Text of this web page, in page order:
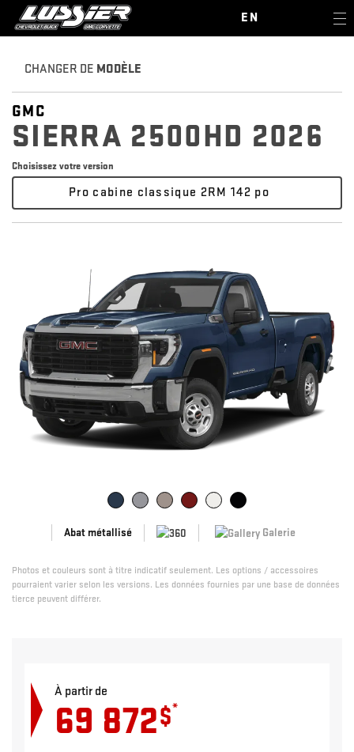
EN
CHANGER DE MODÈLE
GMC
SIERRA 2500HD 2026
Choisissez votre version
Pro cabine classique 2RM 142 po
Abat métallisé Galerie
Photos et couleurs sont à titre indicatif seulement. Les options / accessoires
pourraient varier selon les versions. Les données fournies par une base de données
tierce peuvent différer.
À partir de
69 872$*